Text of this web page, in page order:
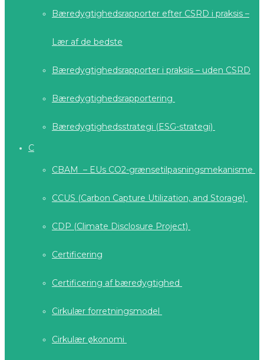
Bæredygtighedsrapporter efter CSRD i praksis –
Lær af de bedste
Bæredygtighedsrapporter i praksis – uden CSRD
Bæredygtighedsrapportering
Bæredygtighedsstrategi (ESG-strategi)
C
CBAM – EUs CO2-grænsetilpasningsmekanisme
CCUS (Carbon Capture Utilization, and Storage)
CDP (Climate Disclosure Project)
Certificering
Certificering af bæredygtighed
Cirkulær forretningsmodel
Cirkulær økonomi